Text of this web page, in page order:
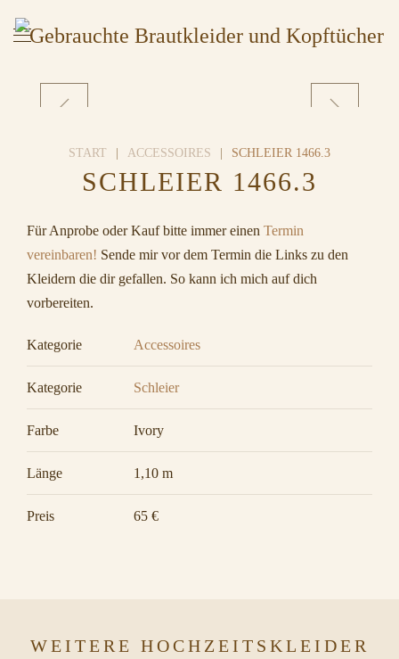
START ACCESSOIRES SCHLEIER 1466.3
SCHLEIER 1466.3
Für Anprobe oder Kauf bitte immer einen Termin
vereinbaren! Sende mir vor dem Termin die Links zu den
Kleidern die dir gefallen. So kann ich mich auf dich
vorbereiten.
Kategorie Accessoires
Kategorie Schleier
Farbe Ivory
Länge 1,10 m
Preis 65 €
WEITERE HOCHZEITSKLEIDER